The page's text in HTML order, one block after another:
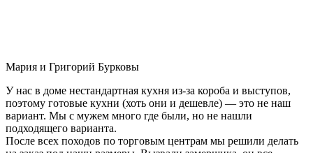
Мария и Григорий Бурковы
У нас в доме нестандартная кухня из-за короба и выступов,
поэтому готовые кухни (хоть они и дешевле) — это не наш
вариант. Мы с мужем много где были, но не нашли
подходящего варианта.
После всех походов по торговым центрам мы решили делать